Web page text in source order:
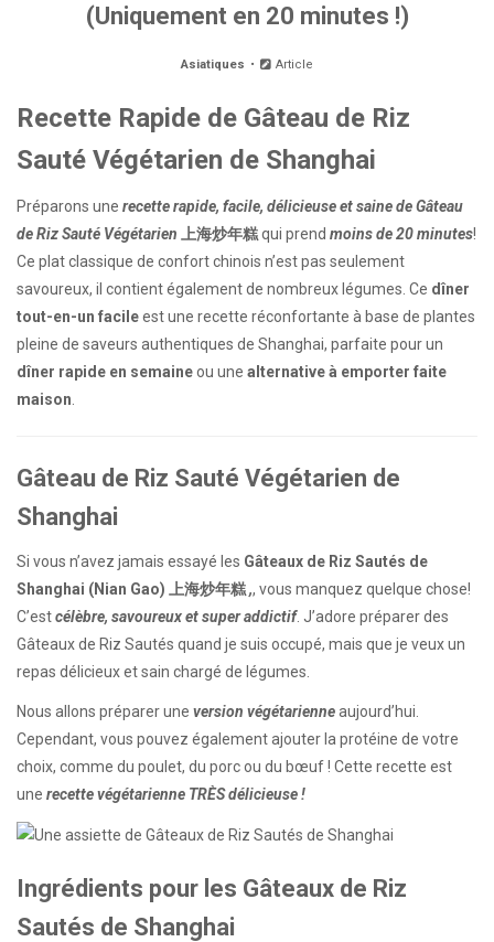
(Uniquement en 20 minutes !)
Asiatiques Article
Recette Rapide de Gâteau de Riz
Sauté Végétarien de Shanghai
Préparons une recette rapide, facile, délicieuse et saine de Gâteau
de Riz Sauté Végétarien
上海炒年糕qui prend moins de 20 minutes!
Ce plat classique de confort chinois n’est pas seulement
savoureux, il contient également de nombreux légumes. Ce dîner
tout-en-un facileest une recette réconfortante à base de plantes
pleine de saveurs authentiques de Shanghai, parfaite pour un
dîner rapide en semaineou une alternative à emporter faite
maison
Gâteau de Riz Sauté Végétarien de
Shanghai
Si vous n’avez jamais essayé les Gâteaux de Riz Sautés de
Shanghai (Nian Gao)
上海炒年糕,, vous manquez quelque chose!
C’estcélèbre, savoureux et super addictif. J’adore préparer des
Gâteaux de Riz Sautés quand je suis occupé, mais que je veux un
repas délicieux et sain chargé de légumes.
Nous allons préparer une version végétarienneaujourd’hui.
Cependant, vous pouvez également ajouter la protéine de votre
choix, comme du poulet, du porc ou du bœuf ! Cette recette est
une recette végétarienne TRÈS délicieuse !
Ingrédients pour les Gâteaux de Riz
Sautés de Shanghai